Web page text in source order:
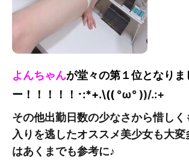
よんちゃんが堂々の第１位となりま
ー！！！！！ ･:*+.\(( °ω° ))/.:+
その他出勤日数の少なさから惜し
入りを逃したオススメ美少女も大変
はあくまでも参考に♪